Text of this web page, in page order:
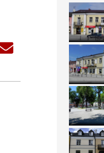
Share